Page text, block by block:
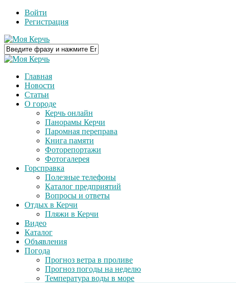
Войти
Регистрация
Главная
Новости
Статьи
О городе
Керчь онлайн
Панорамы Керчи
Паромная переправа
Книга памяти
Фоторепортажи
Фотогалерея
Горсправка
Полезные телефоны
Каталог предприятий
Вопросы и ответы
Отдых в Керчи
Пляжи в Керчи
Видео
Каталог
Объявления
Погода
Прогноз ветра в проливе
Прогноз погоды на неделю
Температура воды в море